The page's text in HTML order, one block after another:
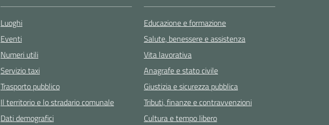
Luoghi
Eventi
Numeri utili
Servizio taxi
Trasporto pubblico
Il territorio e lo stradario comunale
Dati demografici
Educazione e formazione
Salute, benessere e assistenza
Vita lavorativa
Anagrafe e stato civile
Giustizia e sicurezza pubblica
Tributi, finanze e contravvenzioni
Cultura e tempo libero